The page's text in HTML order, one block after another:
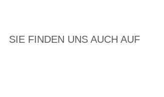
SIE FINDEN UNS AUCH AUF